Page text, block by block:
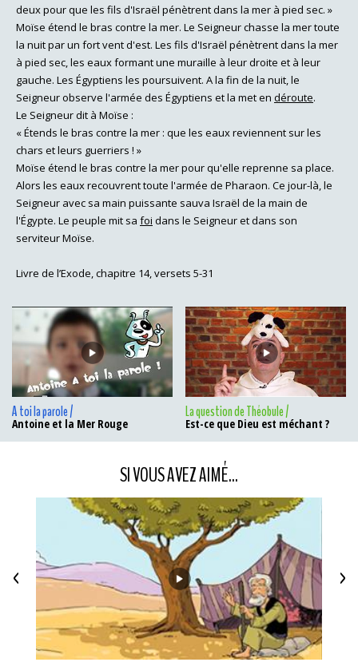
deux pour que les fils d'Israël pénètrent dans la mer à pied sec. »
Moïse étend le bras contre la mer. Le Seigneur chasse la mer toute
la nuit par un fort vent d'est. Les fils d'Israël pénètrent dans la mer
à pied sec, les eaux formant une muraille à leur droite et à leur
gauche. Les Égyptiens les poursuivent. A la fin de la nuit, le
Seigneur observe l'armée des Égyptiens et la met en déroute.
Le Seigneur dit à Moïse :
« Étends le bras contre la mer : que les eaux reviennent sur les
chars et leurs guerriers ! »
Moïse étend le bras contre la mer pour qu'elle reprenne sa place.
Alors les eaux recouvrent toute l'armée de Pharaon. Ce jour-là, le
Seigneur avec sa main puissante sauva Israël de la main de
l'Égypte. Le peuple mit sa foi dans le Seigneur et dans son
serviteur Moïse.
Livre de l’Exode, chapitre 14, versets 5-31
A toi la parole /
Antoine et la Mer Rouge
La question de Théobule /
Est-ce que Dieu est méchant ?
SI VOUS AVEZ AIMÉ...
< >